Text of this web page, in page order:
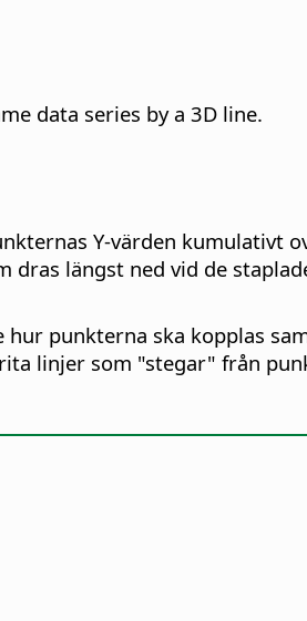
data series by a 3D line.
Y-värden kumulativt
dras längst ned vid de
punkterna ska kopplas
linjer som "stegar" från